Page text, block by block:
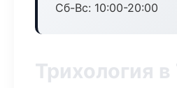
Сб-Вс: 10:00-20:00
Трихология в